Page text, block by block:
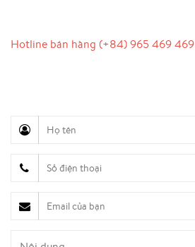
Hotline bán hàng (+84) 965 469 469